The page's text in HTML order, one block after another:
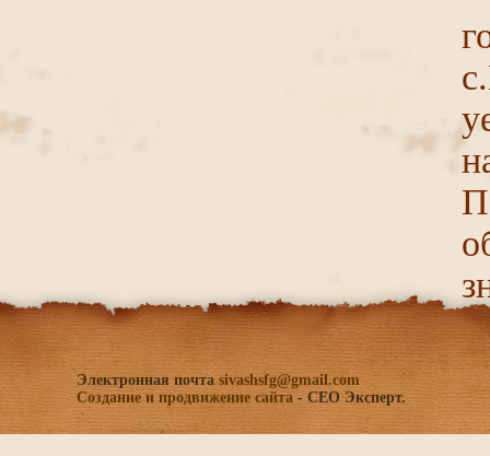
Электронная почта sivashsfg@gmail.com
Создание и продвижение сайта - СЕО Эксперт.